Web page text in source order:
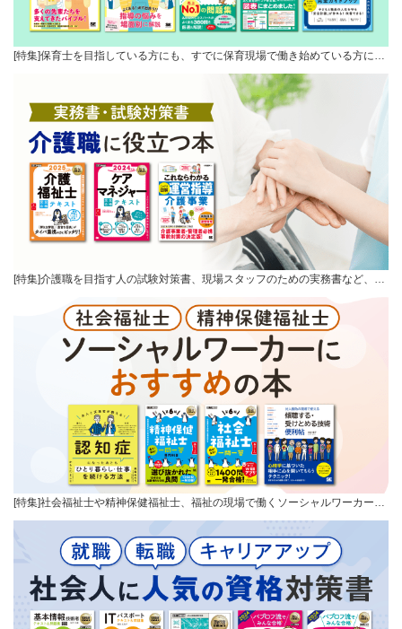
[特集]保育士を目指している方にも、すでに保育現場で働き始めている方に…
[特集]介護職を目指す人の試験対策書、現場スタッフのための実務書など、…
[特集]社会福祉士や精神保健福祉士、福祉の現場で働くソーシャルワーカー…